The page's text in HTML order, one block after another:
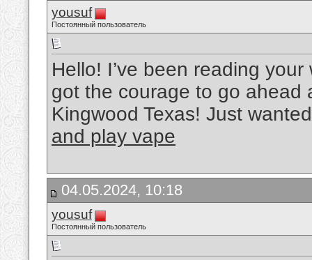
yousuf
Постоянный пользователь
Hello! I’ve been reading
got the courage to go ahead
Kingwood Texas! Just
and play vape
04.05.2024, 10:18
yousuf
Постоянный пользователь